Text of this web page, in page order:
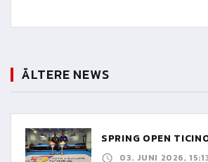
ÄLTERE NEWS
SPRING OPEN
03. JUNI 2026,